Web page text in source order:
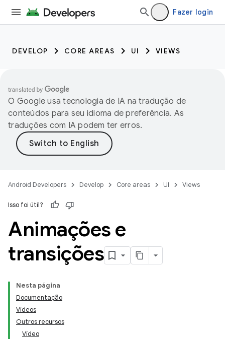
Fazer login
DEVELOP CORE AREAS UI VIEWS
O Google usa tecnologia de IA na tradução de
conteúdos para seu idioma de preferência. As
traduções com IA podem ter erros.
Android Developers Develop Core areas UI Views
Isso foi útil?
Animações e
transições
Nesta página
Documentação
Vídeos
Outros recursos
Vídeo